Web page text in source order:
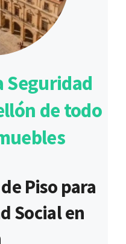
Seguridad
de todo
Piso para
Social en